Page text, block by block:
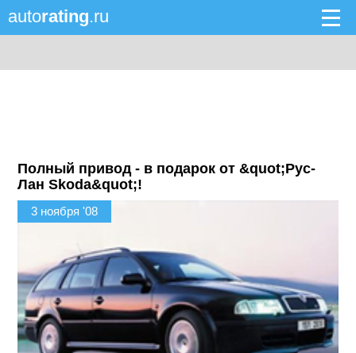
autorating.ru
Полный привод - в подарок от &quot;Рус-
Лан Skoda&quot;!
3 ноября '08